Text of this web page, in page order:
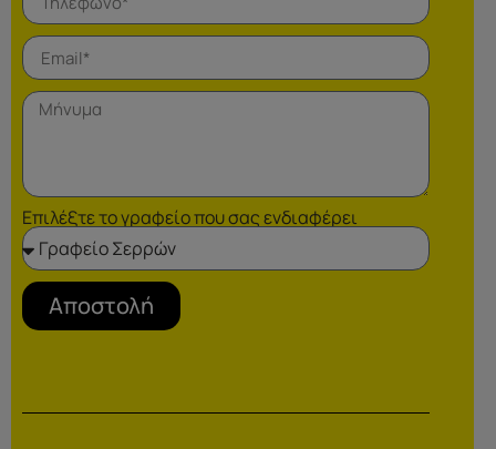
Επιλέξτε το γραφείο που σας ενδιαφέρει
Αποστολή